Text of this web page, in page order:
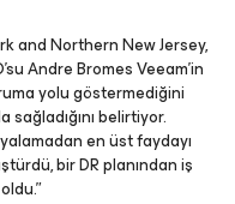
and Northern New Jersey,
Andre Bromes Veeam’in
yolu göstermediğini
sağladığını belirtiyor.
en üst faydayı
bir DR planından iş